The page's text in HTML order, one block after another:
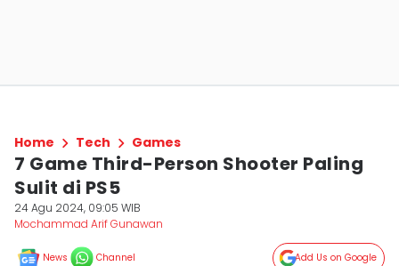
Home Tech Games
7 Game Third-Person Shooter Paling
Sulit di PS5
24 Agu 2024, 09:05 WIB
Mochammad Arif Gunawan
News Channel Add Us on Google